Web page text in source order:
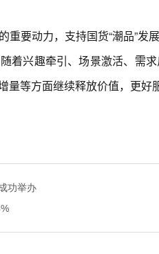
要动力，支持国货“潮品”发
着兴趣牵引、场景激活、需
等方面继续释放价值，更好
功举办